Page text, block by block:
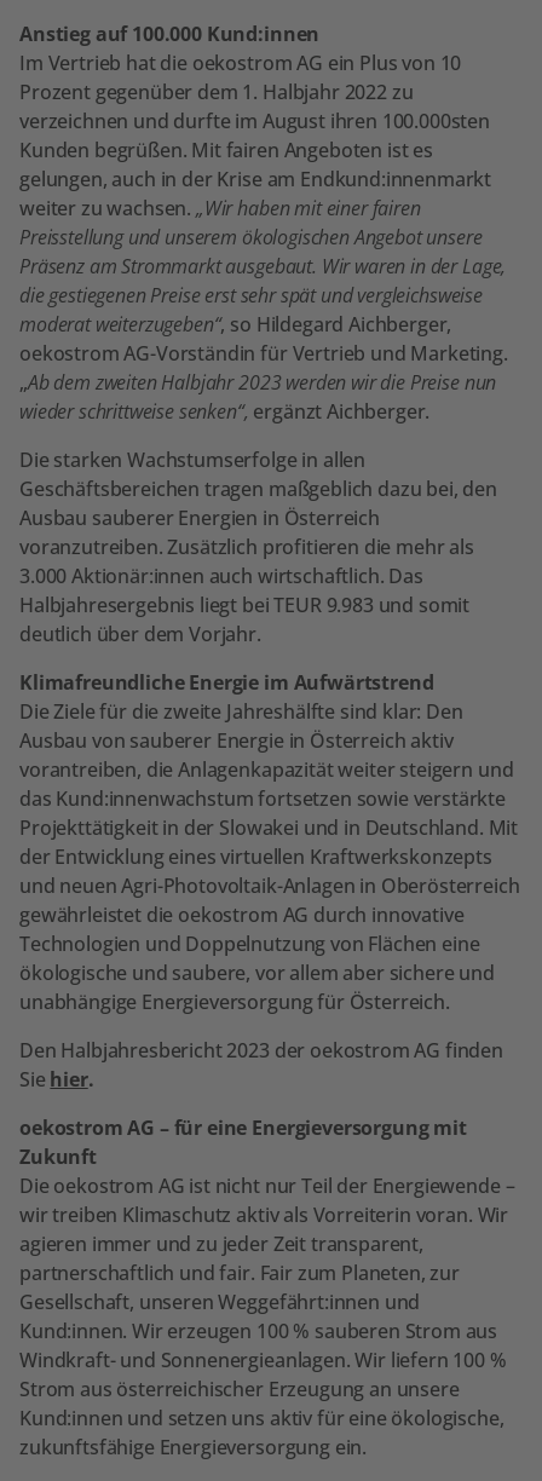
Anstieg auf 100.000 Kund:innen
Im Vertrieb hat die oekostrom AG ein Plus von 10
Prozent gegenüber dem 1. Halbjahr 2022 zu
verzeichnen und durfte im August ihren 100.000sten
Kunden begrüßen. Mit fairen Angeboten ist es
gelungen, auch in der Krise am Endkund:innenmarkt
weiter zu wachsen. „Wir haben mit einer fairen
Preisstellung und unserem ökologischen Angebot unsere
Präsenz am Strommarkt ausgebaut. Wir waren in der Lage,
die gestiegenen Preise erst sehr spät und vergleichsweise
moderat weiterzugeben“, so Hildegard Aichberger,
oekostrom AG-Vorständin für Vertrieb und Marketing.
„Ab dem zweiten Halbjahr 2023 werden wir die Preise nun
wieder schrittweise senken“, ergänzt Aichberger.
Die starken Wachstumserfolge in allen
Geschäftsbereichen tragen maßgeblich dazu bei, den
Ausbau sauberer Energien in Österreich
voranzutreiben. Zusätzlich profitieren die mehr als
3.000 Aktionär:innen auch wirtschaftlich. Das
Halbjahresergebnis liegt bei TEUR 9.983 und somit
deutlich über dem Vorjahr.
Klimafreundliche Energie im Aufwärtstrend
Die Ziele für die zweite Jahreshälfte sind klar: Den
Ausbau von sauberer Energie in Österreich aktiv
vorantreiben, die Anlagenkapazität weiter steigern und
das Kund:innenwachstum fortsetzen sowie verstärkte
Projekttätigkeit in der Slowakei und in Deutschland. Mit
der Entwicklung eines virtuellen Kraftwerkskonzepts
und neuen Agri-Photovoltaik-Anlagen in Oberösterreich
gewährleistet die oekostrom AG durch innovative
Technologien und Doppelnutzung von Flächen eine
ökologische und saubere, vor allem aber sichere und
unabhängige Energieversorgung für Österreich.
Den Halbjahresbericht 2023 der oekostrom AG finden
Sie hier.
oekostrom AG – für eine Energieversorgung mit
Zukunft
Die oekostrom AG ist nicht nur Teil der Energiewende –
wir treiben Klimaschutz aktiv als Vorreiterin voran. Wir
agieren immer und zu jeder Zeit transparent,
partnerschaftlich und fair. Fair zum Planeten, zur
Gesellschaft, unseren Weggefährt:innen und
Kund:innen. Wir erzeugen 100 % sauberen Strom aus
Windkraft- und Sonnenergieanlagen. Wir liefern 100 %
Strom aus österreichischer Erzeugung an unsere
Kund:innen und setzen uns aktiv für eine ökologische,
zukunftsfähige Energieversorgung ein.